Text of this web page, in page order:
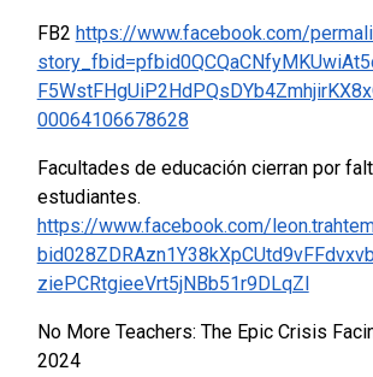
FB2 https://www.facebook.com/
00064106678628
Facultades de educación cierran por
estudiantes.
https://www.facebook.com/
ziePCRtgieeVrt5jNBb51r9DLqZl
No More Teachers: The Epic Crisis
2024